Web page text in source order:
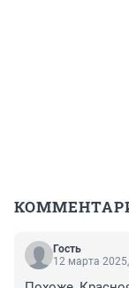
Гость
12 марта